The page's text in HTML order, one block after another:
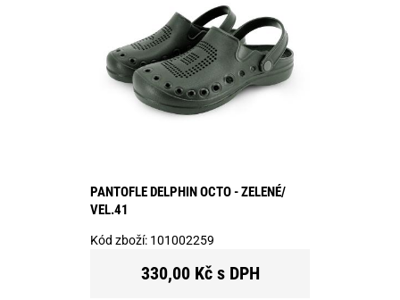
PANTOFLE DELPHIN OCTO - ZELENÉ/
VEL.41
Kód zboží: 101002259
330,00 Kč s DPH